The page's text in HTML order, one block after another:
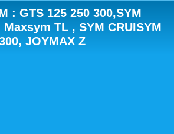
: GTS 125 250 300,SYM
Maxsym TL , SYM CRUISYM
JOYMAX Z